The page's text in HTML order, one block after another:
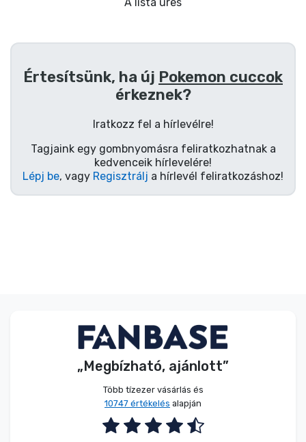
Értesítsünk, ha új Pokemon cuccok
érkeznek?
Iratkozz fel a hírlevélre!
Tagjaink egy gombnyomásra feliratkozhatnak a
kedvenceik hírlevelére!
Lépj be, vagy Regisztrálj a hírlevél feliratkozáshoz!
„Megbízható, ajánlott”
Több tízezer vásárlás és
10747 értékelés alapján
Sorozatos cuccok
Filmes cuccok
Mesés cuccok
Animés cuccok
Terméktípusok